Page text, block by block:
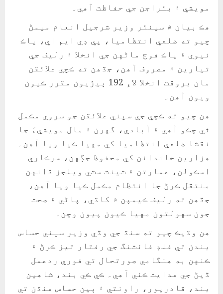
مويشي ۽ بئراجن جي حفاظت آهي۔
هڪ بيان ۾ سينئر وزير شرجيل انعام ميمڻ
چيو ته ضلعي انتظاميا، پي ڊي ايم اي، پاڪ
نيوي ۽ پاڪ فوج ماڻهن جي انخلا ۽ رليف جي
تيارين ۾ مصروف آهن، جڏهن ته ڪچي علائقن
مان بروقت انخلا لاءِ 192 ٻيڙيون مقرر ڪيون
ويون آهن۔
هن چيو ته ڪچي جي سڀني علائقن جو سروي مڪمل
ٿي چڪو آهي ۽ آبادي، گهرن ۽ مال مويشيءَ جا
نقشا ضلعي انتظاميا کي مهيا ڪيا ويا آهن۔
هزارين خاندانن کي محفوظ جڳهن، سرڪاري
اسڪولن، عمارتن ۽ ٽينٽ سٽي ويلجز ڏانهن
منتقل ڪرڻ جا انتظام مڪمل ڪيا ويا آهن،
جڏهن ته رليف ڪيمپن ۾ کاڌي، پاڻي ۽ صحت
جون سهولتون مهيا ڪيون پيون وڃن۔
هن وڌيڪ چيو ته سنڌ جي وڏي وزير سڀني حساس
بندن تي فلڊ فائٽنگ جي رفتار تيز ڪرڻ ۽
ڪنهن به هنگامي صورتحال تي فوري ردعمل
ڏيڻ جي هدايت ڪئي آهي۔ ڪي ڪي بند، شاهين
بند، قادرپور، راونتي ۽ ٻين حساس هنڌن تي